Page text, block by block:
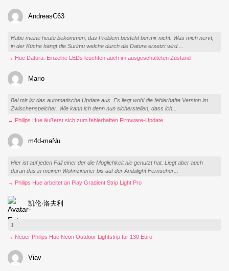
AndreasC63
Habe meine heute bekommen, das Problem besteht bei mir nicht. Was mich nervt,
in der Küche hängt die Surimu welche durch die Datura ersetzt wird....
→ Hue Datura: Einzelne LEDs leuchten auch im ausgeschalteten Zustand
Mario
Bei mir ist das automatische Update aus. Es liegt wohl die fehlerhafte Version im
Zwischenspeicher. Wie kann ich denn nun sicherstellen, dass ich...
→ Philips Hue äußerst sich zum fehlerhaften Firmware-Update
m4d-maNu
Hier ist auf jeden Fall einer der die Möglichkeit nie genutzt hat. Liegt aber auch
daran das in meinen Wohnzimmer bis auf der Ambilight Fernseher...
→ Philips Hue arbeitet an Play Gradient Strip Light Pro
凯伦·洛夫利
1
→ Neuer Philips Hue Neon Outdoor Lightstrip für 130 Euro
Viav